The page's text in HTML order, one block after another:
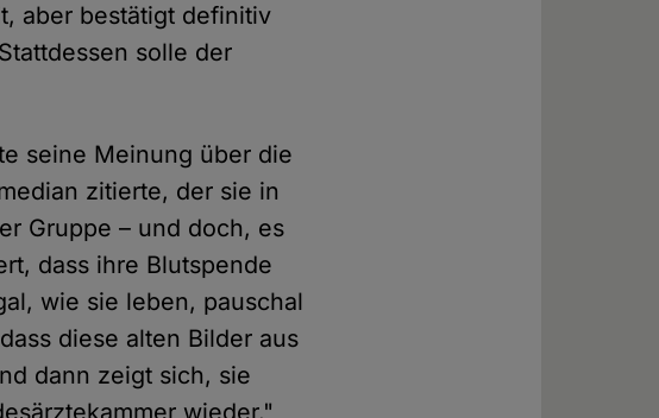
aber bestätigt definitiv
solle der
seine Meinung über die
zitierte, der sie in
Gruppe – und doch, es
dass ihre Blutspende
wie sie leben, pauschal
diese alten Bilder aus
dann zeigt sich, sie